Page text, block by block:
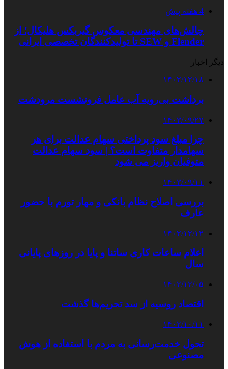
4 هفته پیش
چالش‌های مهندسی معکوس گیربکس هلیکال؛ از
Flender و SEW تا تولیدکنندگان تخصصی ایرانی
دیگر اخبار
۱۴۰۲/۱۲/۱۸
برداشت بی‌رویه آب عامل فرونشست مرودشت
۱۴۰۳/۰۹/۲۷
چرا مبلغ سود پرداختی سهام عدالت برای هر
سهامدار متفاوت است؟ | سود سهام عدالت
متوفیان واریز می شود
۱۴۰۳/۰۹/۱۱
بررسی اصلاح نظام بانکی و مهار تورم با حضور
عارف
۱۴۰۲/۱۲/۱۲
اعلام ساعات کاری ساتنا و پایا در روزهای پایانی
سال
۱۴۰۲/۱۲/۰۵
اقتصاد روسیه از سد تحریم‌ها گذشت
۱۴۰۲/۱۰/۱۱
تحول خدمت‌رسانی به مردم با استفاده از هوش
مصنوعی